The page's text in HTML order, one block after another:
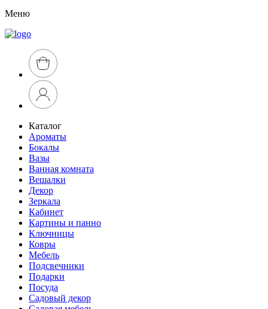
Меню
Каталог
Ароматы
Бокалы
Вазы
Ванная комната
Вешалки
Декор
Зеркала
Кабинет
Картины и панно
Ключницы
Ковры
Мебель
Подсвечники
Подарки
Посуда
Садовый декор